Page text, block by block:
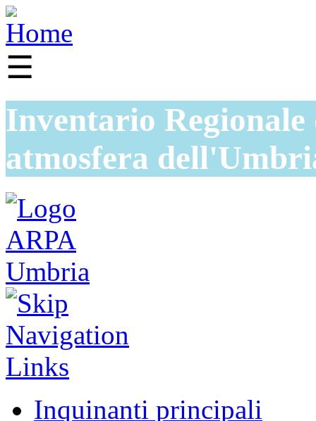
☰
Inventario
atmosfera
Inquinanti principali